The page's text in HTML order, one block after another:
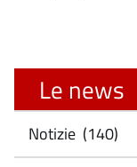
Le news
Notizie (140)